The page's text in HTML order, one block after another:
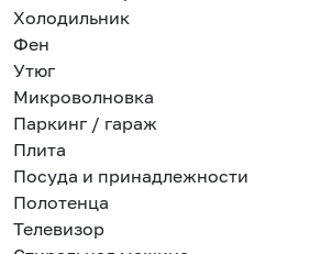
Холодильник
Фен
Утюг
Микроволновка
Паркинг / гараж
Плита
Посуда и принадлежности
Полотенца
Телевизор